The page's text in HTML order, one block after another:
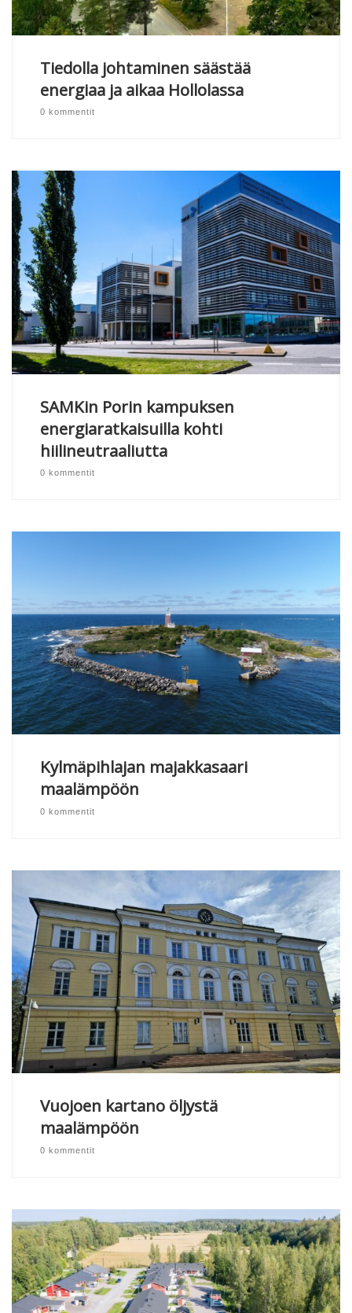
Tiedolla johtaminen säästää
energiaa ja aikaa Hollolassa
0 kommentit
SAMKin Porin kampuksen
energiaratkaisuilla kohti
hiilineutraaliutta
0 kommentit
Kylmäpihlajan majakkasaari
maalämpöön
0 kommentit
Vuojoen kartano öljystä
maalämpöön
0 kommentit